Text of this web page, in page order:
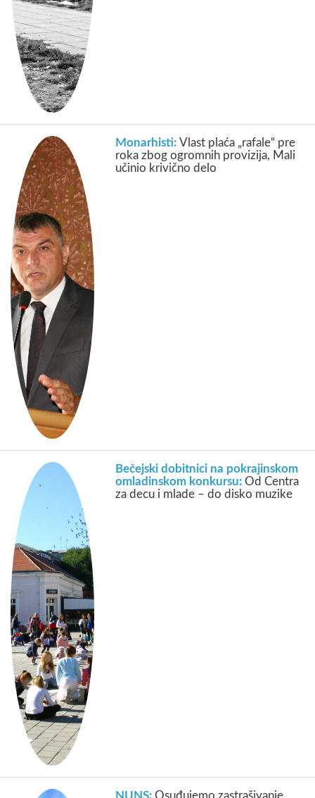
Monarhisti:Vlast plaća „rafale“ pre
roka zbog ogromnih provizija, Mali
učinio krivično delo
Bečejski dobitnici na pokrajinskom
omladinskom konkursu:Od Centra
za decu i mlade – do disko muzike
NUNS:Osuđujemo zastrašivanje